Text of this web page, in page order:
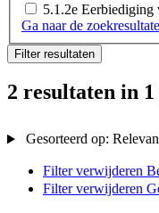
5.1.2e Eerbiediging
Ga naar de
Filter resultaten
2 resultaten in
Gesorteerd op:
Filter verwijderen
Filter verwijderen